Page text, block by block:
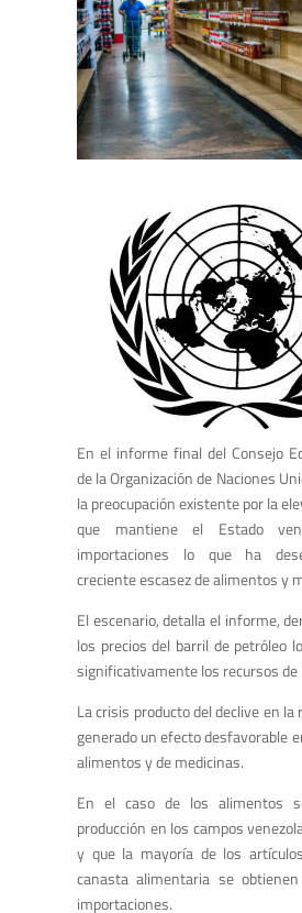
En el informe final del Consejo
de la Organización de Naciones
la preocupación existente por la
que mantiene el Estado
importaciones lo que ha
creciente escasez de alimentos y
El escenario, detalla el informe,
los precios del barril de petróleo
significativamente los recursos de
La crisis producto del declive en
generado un efecto desfavorable
alimentos y de medicinas.
En el caso de los alimentos
producción en los campos
y que la mayoría de los
canasta alimentaria se
importaciones.